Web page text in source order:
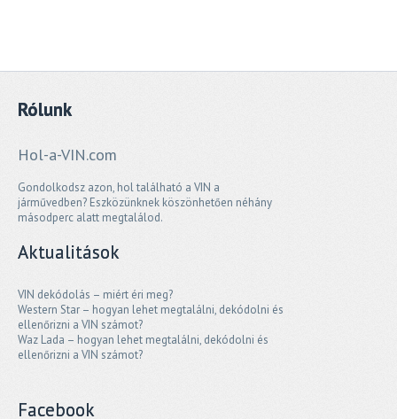
Rólunk
Hol-a-VIN.com
Gondolkodsz azon, hol található a VIN a
járművedben? Eszközünknek köszönhetően néhány
másodperc alatt megtalálod.
Aktualitások
VIN dekódolás – miért éri meg?
Western Star – hogyan lehet megtalálni, dekódolni és
ellenőrizni a VIN számot?
Waz Lada – hogyan lehet megtalálni, dekódolni és
ellenőrizni a VIN számot?
Facebook